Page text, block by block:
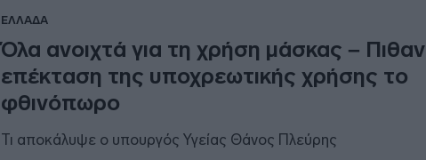
ΕΛΛΑΔΑ
Όλα ανοιχτά για τη χρήση μάσκας –
επέκταση της υποχρεωτικής χρήσης το
φθινόπωρο
Τι αποκάλυψε ο υπουργός Υγείας Θάνος Πλεύρης